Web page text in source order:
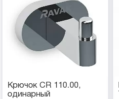
Крючок CR 110.00,
одинарный